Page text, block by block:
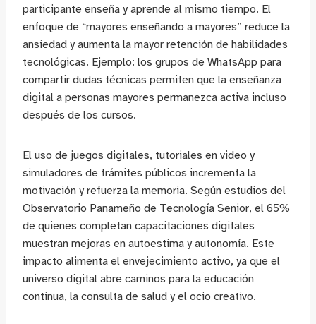
participante enseña y aprende al mismo tiempo. El
enfoque de “mayores enseñando a mayores” reduce la
ansiedad y aumenta la mayor retención de habilidades
tecnológicas. Ejemplo: los grupos de WhatsApp para
compartir dudas técnicas permiten que la enseñanza
digital a personas mayores permanezca activa incluso
después de los cursos.
El uso de juegos digitales, tutoriales en video y
simuladores de trámites públicos incrementa la
motivación y refuerza la memoria. Según estudios del
Observatorio Panameño de Tecnología Senior, el 65%
de quienes completan capacitaciones digitales
muestran mejoras en autoestima y autonomía. Este
impacto alimenta el envejecimiento activo, ya que el
universo digital abre caminos para la educación
continua, la consulta de salud y el ocio creativo.